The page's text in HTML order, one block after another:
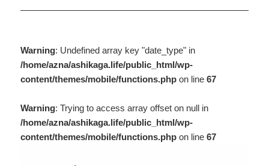
Warning: Undefined array key "date_type" in
/home/azna/ashikaga.life/public_html/wp-
content/themes/mobile/functions.php on line67
Warning: Trying to access array offset on null in
/home/azna/ashikaga.life/public_html/wp-
content/themes/mobile/functions.php on line67